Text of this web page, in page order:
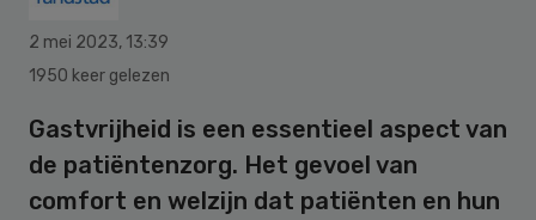
2 mei 2023, 13:39
1950 keer gelezen
Gastvrijheid is een essentieel aspect van
de patiëntenzorg. Het gevoel van
comfort en welzijn dat patiënten en hun